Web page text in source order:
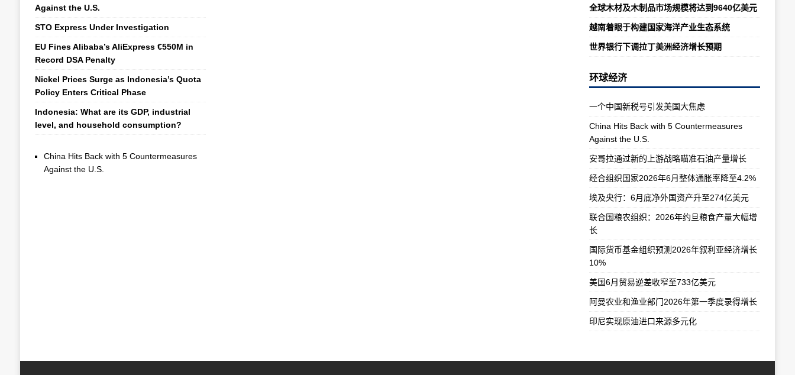
Against the U.S.
STO Express Under Investigation
EU Fines Alibaba’s AliExpress €550M in
Record DSA Penalty
Nickel Prices Surge as Indonesia’s Quota
Policy Enters Critical Phase
Indonesia: What are its GDP, industrial
level, and household consumption?
China Hits Back with 5 Countermeasures
Against the U.S.
全球木材及木制品市场规模将达到9640亿美元
越南着眼于构建国家海洋产业生态系统
世界银行下调拉丁美洲经济增长预期
环球经济
一个中国新税号引发美国大焦虑
China Hits Back with 5 Countermeasures
Against the U.S.
安哥拉通过新的上游战略瞄准石油产量增长
经合组织国家2026年6月整体通胀率降至4.2%
埃及央行：6月底净外国资产升至274亿美元
联合国粮农组织：2026年约旦粮食产量大幅增
长
国际货币基金组织预测2026年叙利亚经济增长
10%
美国6月贸易逆差收窄至733亿美元
阿曼农业和渔业部门2026年第一季度录得增长
印尼实现原油进口来源多元化